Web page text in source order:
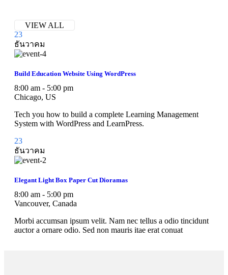
VIEW ALL
23
ธันวาคม
Build Education Website Using WordPress
8:00 am - 5:00 pm
Chicago, US
Tech you how to build a complete Learning Management
System with WordPress and LearnPress.
23
ธันวาคม
Elegant Light Box Paper Cut Dioramas
8:00 am - 5:00 pm
Vancouver, Canada
Morbi accumsan ipsum velit. Nam nec tellus a odio tincidunt
auctor a ornare odio. Sed non mauris itae erat conuat